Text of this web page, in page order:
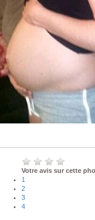
Votre avis sur cette
1
2
3
4